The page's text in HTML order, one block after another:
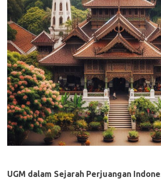
UGM dalam Sejarah Perjuangan